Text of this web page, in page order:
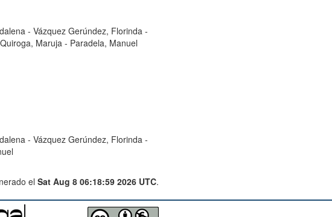
- Vázquez Gerúndez, Florinda -
Maruja - Paradela, Manuel
- Vázquez Gerúndez, Florinda -
el Sat Aug 8 06:18:59 2026 UTC.